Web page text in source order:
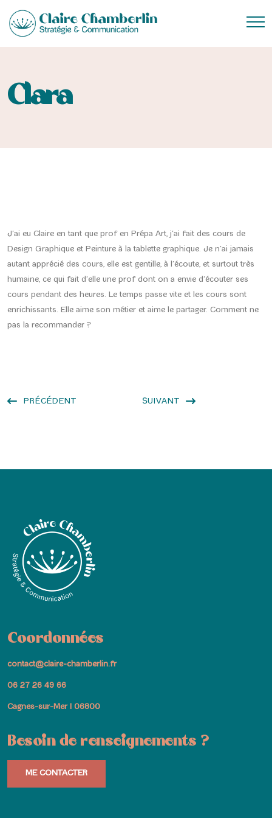
Clara
J’ai eu Claire en tant que prof en Prépa Art, j’ai fait des cours de
Design Graphique et Peinture à la tablette graphique. Je n’ai jamais
autant apprécié des cours, elle est gentille, à l’écoute, et surtout très
humaine, ce qui fait d’elle une prof dont on a envie d’écouter ses
cours pendant des heures. Le temps passe vite et les cours sont
enrichissants. Elle aime son métier et aime le partager. Comment ne
pas la recommander ?
PRÉCÉDENT SUIVANT
Coordonnées
contact@claire-chamberlin.fr
06 27 26 49 66
Cagnes-sur-Mer I 06800
Besoin de renseignements ?
ME CONTACTER